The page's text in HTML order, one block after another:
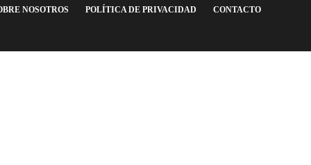
NOSOTROS POLÍTICA DE PRIVACIDAD CONTACTO